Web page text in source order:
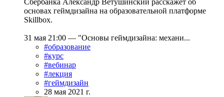
Сбербанка Александр Ветушинский расскажет об
основах геймдизайна на образовательной платформе
Skillbox.
31 мая 21:00 — "Основы геймдизайна: механи...
#образование
#курс
#вебинар
#лекция
#геймдизайн
28 мая 2021 г.